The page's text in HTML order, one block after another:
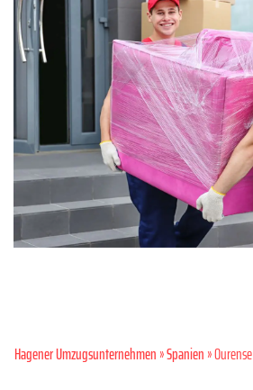
Hagener Umzugsunternehmen»Spanien» Ourense